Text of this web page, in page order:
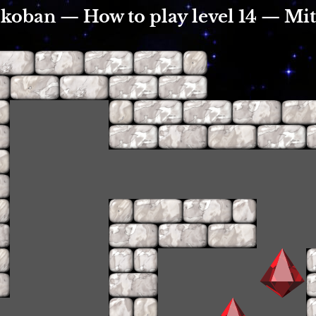
— How to play level 14 —